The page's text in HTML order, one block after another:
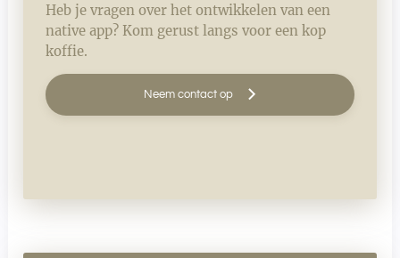
Heb je vragen over het ontwikkelen van een
native app? Kom gerust langs voor een kop
koffie.
Neem contact op